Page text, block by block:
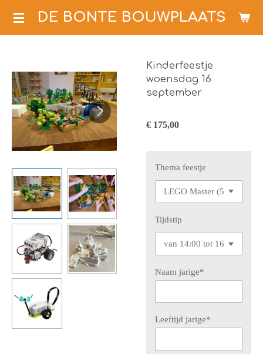
Ga
hoofdinhoud
DE BONTE BOUWPLAATS
Kinderfeestje
woensdag 16
september
€ 175,00
Thema feestje
Tijdstip
Naam jarige*
Leeftijd jarige*